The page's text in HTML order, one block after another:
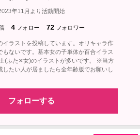
年11月より活動開始
4 フォロー 72 フォロワー
イラストを投稿しています。オリキャラ作
もないです。基本女の子単体か百合イラス
(ふた✕女)のイラストが多いです。 ※当方
したい人が居ましたら全年齢版でお願いし
フォローする